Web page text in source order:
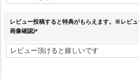
須
レビュー投稿すると特典がもらえます。※レビ
画像確認)
必
須